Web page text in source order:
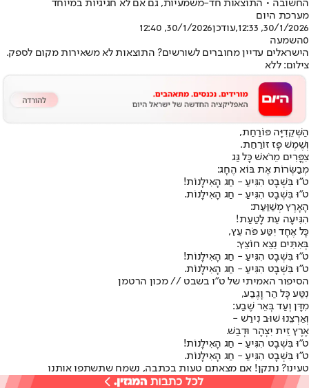
החשובה • התוצאות חד-משמעיות, גם אם לא חגיגיות במיוחד
מערכת היום
30/1/2026, 12:33
,עודכן30/1/2026, 12:40
0השמעה
הישראלים עדיין מחוברים לשורשים? התוצאות לא משאירות מקום לספק.
צילום: ללא
הַשְּׁקֵדִיָּה פּוֹרַחַת,
וְשֶׁמֶשׁ פָּז זוֹרַחַת.
צִפֳּרִים מֵרֹאשׁ כָּל גַּג
מְבַשְּׂרוֹת אֶת בּוֹא הֶחָג:
ט"וּ בִּשְׁבָט הִגִּיעַ - חַג הָאִילָנוֹת!
ט"וּ בִּשְׁבָט הִגִּיעַ - חַג הָאִילָנוֹת.
הָאָרֶץ מְשַׁוַּעַת:
הִגִּיעָה עֵת לָטַעַת!
כָּל אֶחָד יִטַּע פֹּה עֵץ,
בְּאִתִּים נֵצֵא חוֹצֵץ:
ט"וּ בִּשְׁבָט הִגִּיעַ - חַג הָאִילָנוֹת!
ט"וּ בִּשְׁבָט הִגִּיעַ - חַג הָאִילָנוֹת.
הסיפור האמיתי של ט"ו בשבט // מכון הרטמן
נִטַּע כָּל הַר וָגֶבַע,
מִדָּן וְעַד בְּאֵר שֶׁבַע:
וְאַרְצֵנוּ שׁוּב נִירַשׁ -
אֶרֶץ זֵית יִצְהָר וּדְבַשׁ.
ט"וּ בִּשְׁבָט הִגִּיעַ - חַג הָאִילָנוֹת!
ט"וּ בִּשְׁבָט הִגִּיעַ - חַג הָאִילָנוֹת.
טעינו? נתקן! אם מצאתם טעות בכתבה, נשמח שתשתפו אותנו